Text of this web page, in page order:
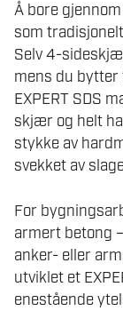
Å bore
som
Selv 4-
mens du
EXPERT SDS
skjær og helt
stykke av
svekket av
For
armert betong
anker- eller
utviklet et
enestående